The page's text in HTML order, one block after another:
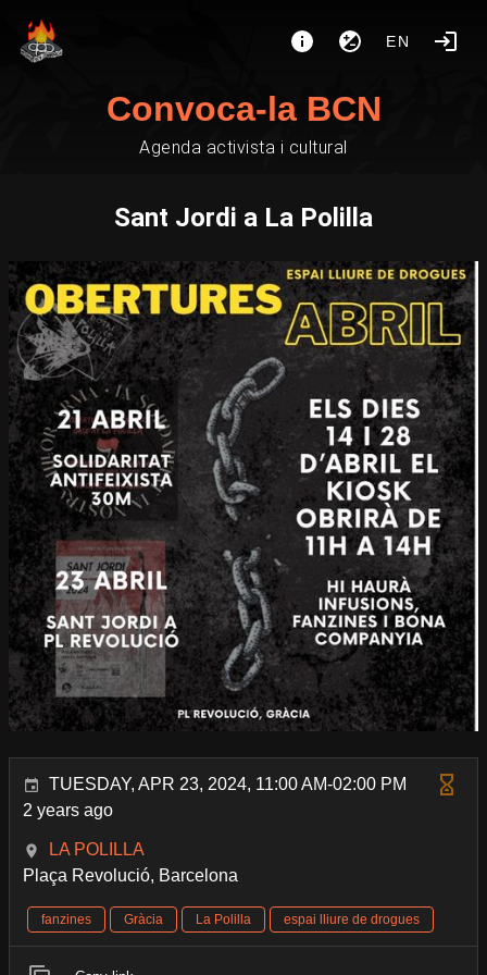
EN
Convoca-la BCN
Agenda activista i cultural
Sant Jordi a La Polilla
TUESDAY, APR 23, 2024, 11:00 AM-02:00 PM
2 years ago
LA POLILLA
Plaça Revolució, Barcelona
fanzines Gràcia La Polilla espai lliure de drogues